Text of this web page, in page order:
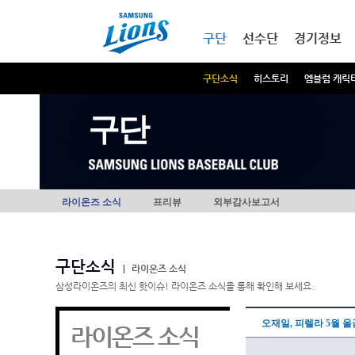
구단
구단소식 히스토리 엠블럼 캐릭
선수단 경기정보
구단
라이온즈 소식 프리뷰 외부감사보고서
구단소식
라이온즈 소식
삼성라이온즈의 최신 핫이슈! 라이온즈 소식을 통해 확인해 보세요.
라이온즈 소식 오재일, 피렐라 5월